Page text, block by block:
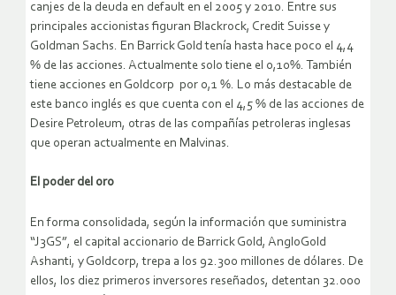
canjes de la deuda en default en el 2005 y 2010. Entre sus
principales accionistas figuran Blackrock, Credit Suisse y
Goldman Sachs. En Barrick Gold tenía hasta hace poco el 4,4
% de las acciones. Actualmente solo tiene el 0,10%. También
tiene acciones en Goldcorp por 0,1 %. Lo más destacable de
este banco inglés es que cuenta con el 4,5 % de las acciones de
Desire Petroleum, otras de las compañías petroleras inglesas
que operan actualmente en Malvinas.
El poder del oro
En forma consolidada, según la información que suministra
“J3GS”, el capital accionario de Barrick Gold, AngloGold
Ashanti, y Goldcorp, trepa a los 92.300 millones de dólares. De
ellos, los diez primeros inversores reseñados, detentan 32.000